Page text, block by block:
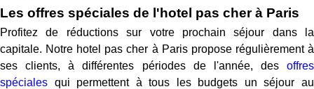
Les offres spéciales de l'hotel pas cher à Paris
Profitez de réductions sur votre prochain séjour dans la
capitale. Notre hotel pas cher à Paris propose régulièrement à
ses clients, à différentes périodes de l'année, des offres
spéciales qui permettent à tous les budgets un séjour au